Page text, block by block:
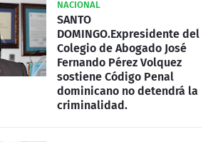
NACIONAL
SANTO
DOMINGO.Expresidente del
Colegio de Abogado José
Fernando Pérez Volquez
sostiene Código Penal
dominicano no detendrá la
criminalidad.